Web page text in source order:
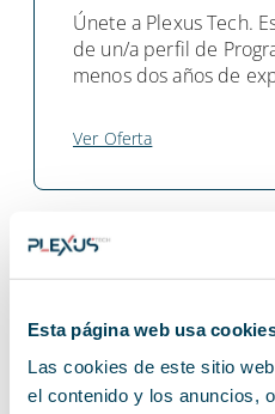
Esta página web usa
Las cookies de este sitio
el contenido y los anuncios,
Únete a Plexus Tech.
de un/a perfil de
menos dos años de
Ver Oferta
Jefe/a de proyecto
Únete a Plexus Tech.
de un/a Jefe/a de